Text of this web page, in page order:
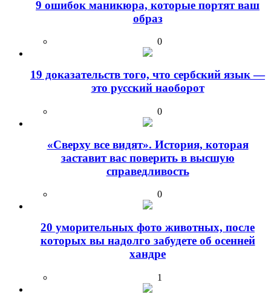
9 ошибок маникюра, которые портят ваш
образ
0
19 доказательств того, что сербский язык —
это русский наоборот
0
«Сверху все видят». История, которая
заставит вас поверить в высшую
справедливость
0
20 уморительных фото животных, после
которых вы надолго забудете об осенней
хандре
1